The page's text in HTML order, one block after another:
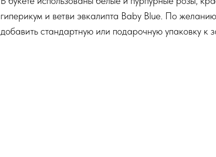
гиперикум и ветви эвкалипта Baby Blue. По
добавить стандартную или подарочную упаковку к